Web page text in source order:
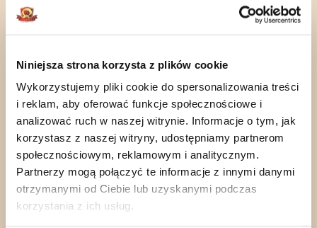
Niniejsza strona korzysta z plików cookie
Wykorzystujemy pliki cookie do spersonalizowania treści
i reklam, aby oferować funkcje społecznościowe i
analizować ruch w naszej witrynie. Informacje o tym, jak
korzystasz z naszej witryny, udostępniamy partnerom
społecznościowym, reklamowym i analitycznym.
Partnerzy mogą połączyć te informacje z innymi danymi
otrzymanymi od Ciebie lub uzyskanymi podczas
korzystania z ich usług.
intensywny smak
kanapki i jako wykwintna przekąska
Doskonała zarówno na eleganckie przyjęcia, jak i do
codziennych posiłków. Świetnie komponuje się z
pieczywem, serami i świeżymi warzywami, tworząc
wyrafinowaną kompozycję smaków.
Wędzona drewnem olchowym